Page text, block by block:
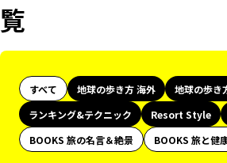
覧
すべて 地球の歩き方 海外 地球の歩き
ランキング&テクニック
Resort Style
BOOKS 旅の名言＆絶景
BOOKS 旅と健